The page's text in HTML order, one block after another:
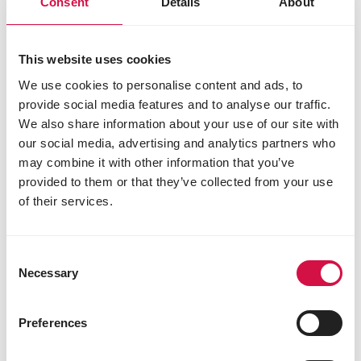
This website uses cookies
We use cookies to personalise content and ads, to
provide social media features and to analyse our traffic.
We also share information about your use of our site with
our social media, advertising and analytics partners who
may combine it with other information that you’ve
provided to them or that they’ve collected from your use
of their services.
Selection
Necessary
Preferences
naturel : Nutritional Balance. Cet
harmonie entre ingrédients naturels,
appétence optimale et haute
digestibilité.
Alimentation pour les chats à
l’estomac sensible
croquettes premium sont soigneusement élaborées
haute qualité. Elles ne contiennent ni arômes, ni
colorants, ni conservateurs artificiels, et